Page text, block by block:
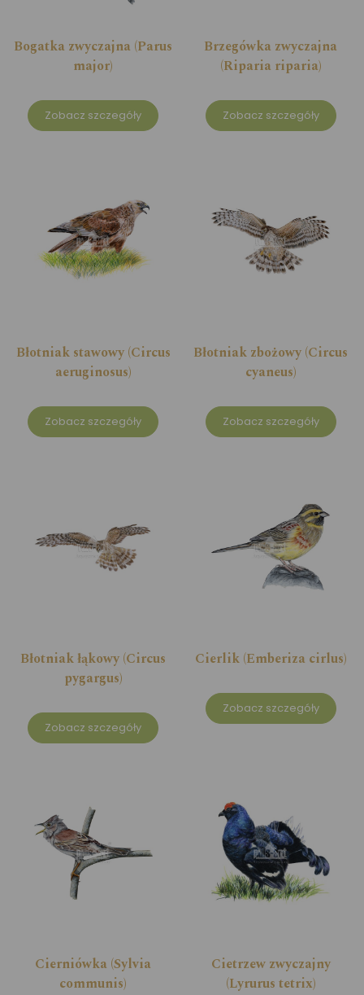
Bogatka zwyczajna (Parus
major)
Zobacz szczegóły
Brzegówka zwyczajna
(Riparia riparia)
Zobacz szczegóły
Błotniak stawowy (Circus
aeruginosus)
Zobacz szczegóły
Błotniak zbożowy (Circus
cyaneus)
Zobacz szczegóły
Błotniak łąkowy (Circus
pygargus)
Zobacz szczegóły
Cierlik (Emberiza cirlus)
Zobacz szczegóły
Cierniówka (Sylvia
communis)
Cietrzew zwyczajny
(Lyrurus tetrix)